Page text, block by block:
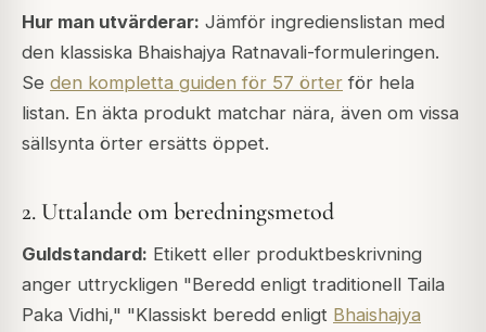
Hur man utvärderar: Jämför ingredienslistan med
den klassiska Bhaishajya Ratnavali-formuleringen.
Se den kompletta guiden för 57 örter för hela
listan. En äkta produkt matchar nära, även om vissa
sällsynta örter ersätts öppet.
2. Uttalande om beredningsmetod
Guldstandard: Etikett eller produktbeskrivning
anger uttryckligen "Beredd enligt traditionell Taila
Paka Vidhi," "Klassiskt beredd enligt Bhaishajya